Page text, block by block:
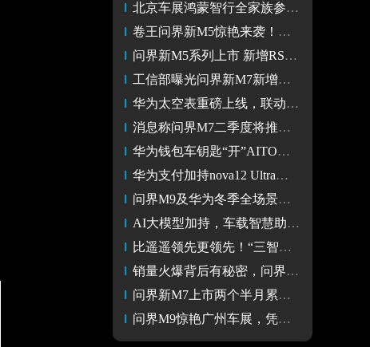
北京车展鸿蒙智行全家族参展 新晋成员享界S9与问界新M5炫目首秀
卷王问界新M5惊艳来袭！不仅更好看也更好开
问界新M5系列上市 新增RS版本 智驾能力提升 24.98起
工信部曝光问界新M7新增版本，销冠产品实力再上新台阶
华为太空表重磅上线，联动问界M9开启智慧出行新体验
消息称问界M7二季度将推出改款车型？华为对此暂未回应
华为钱包车钥匙“开”AITO问界，智慧出行更便捷
华为支付加持nova12 Ultra和问界M9，智感支付、人脸支付随心用
问界M9及华为冬季全场景发布会今日举行问界M9和nova 12系列亮相
AI大模型加持，车载智慧助手小艺成问界M9的 “最强大脑”
比遥遥领先更领先！“三智天花板”问界新M7打造体验新标杆
销量火爆背后有秘密，问界新M7智慧泊车堪称“黑科技”
问界新M7上市两个半月累计大定突破10万台
问界M9惊艳广州车展，凭借过硬产品力脱颖而出